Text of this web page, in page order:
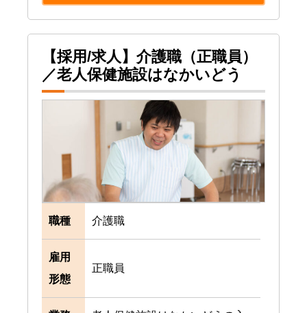
【採用/求人】介護職（正職員）
／老人保健施設はなかいどう
職種 介護職
雇用
形態
正職員